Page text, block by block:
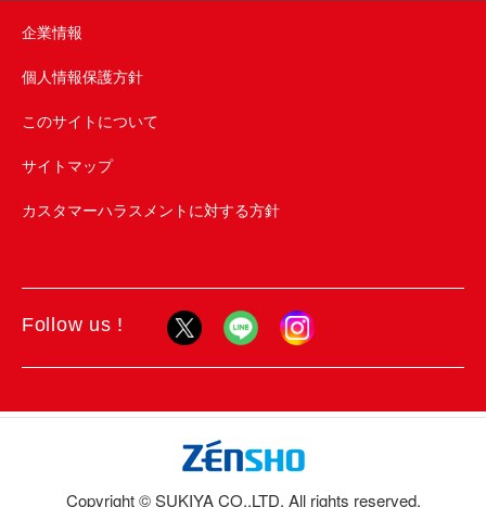
企業情報
個人情報保護方針
このサイトについて
サイトマップ
カスタマーハラスメントに対する方針
Follow us !
Copyright © SUKIYA CO.,LTD. All rights reserved.